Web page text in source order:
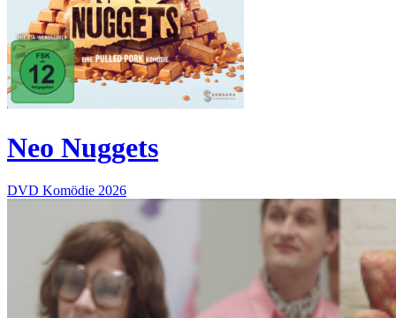
Neo Nuggets
DVD Komödie 2026